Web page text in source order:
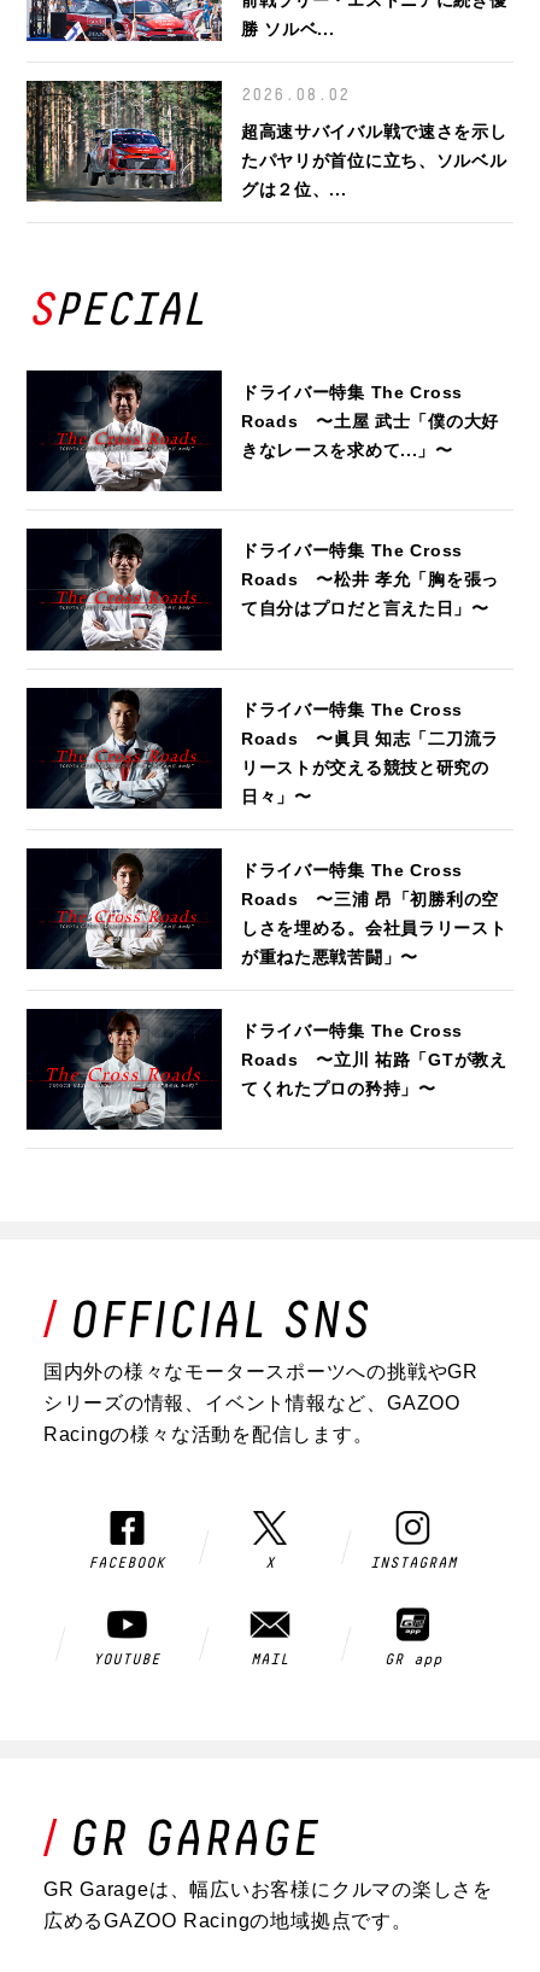
勝 ソルベ...
2026.08.02
超高速サバイバル戦で速さを示し
たパヤリが首位に立ち、ソルベル
グは２位、...
SPECIAL
ドライバー特集 The Cross
Roads 〜土屋 武士「僕の大好
きなレースを求めて...」〜
ドライバー特集 The Cross
Roads 〜松井 孝允「胸を張っ
て自分はプロだと言えた日」〜
ドライバー特集 The Cross
Roads 〜眞貝 知志「二刀流ラ
リーストが交える競技と研究の
日々」〜
ドライバー特集 The Cross
Roads 〜三浦 昂「初勝利の空
しさを埋める。会社員ラリースト
が重ねた悪戦苦闘」〜
ドライバー特集 The Cross
Roads 〜立川 祐路「GTが教え
てくれたプロの矜持」〜
国内外の様々なモータースポーツへの挑戦やGR
シリーズの情報、イベント情報など、GAZOO
Racingの様々な活動を配信します。
FACEBOOK X INSTAGRAM
YOUTUBE MAIL GR app
GR Garageは、幅広いお客様にクルマの楽しさを
広めるGAZOO Racingの地域拠点です。